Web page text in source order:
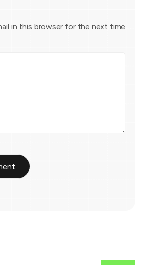
in this browser for the next time